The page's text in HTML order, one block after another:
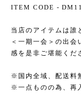
ITEM CODE -
当店のアイテムは誰
＜一期一会＞の出会
感を是非ご堪能くだ
※国内全域、配送料
※一点ものの為、再